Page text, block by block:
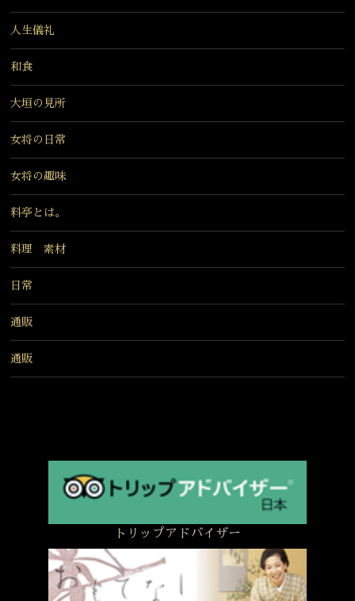
人生儀礼
和食
大垣の見所
女将の日常
女将の趣味
料亭とは。
料理 素材
日常
通販
通販
トリップアドバイザー